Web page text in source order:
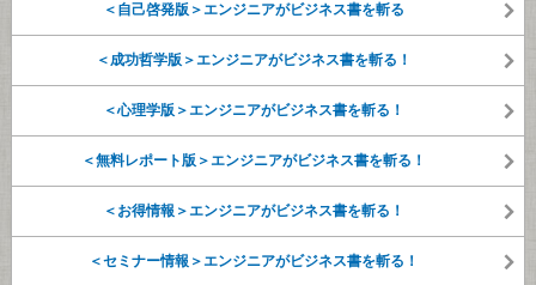
＜自己啓発版＞エンジニアがビジネス書を斬る
＜成功哲学版＞エンジニアがビジネス書を斬る！
＜心理学版＞エンジニアがビジネス書を斬る！
＜無料レポート版＞エンジニアがビジネス書を斬る！
＜お得情報＞エンジニアがビジネス書を斬る！
＜セミナー情報＞エンジニアがビジネス書を斬る！